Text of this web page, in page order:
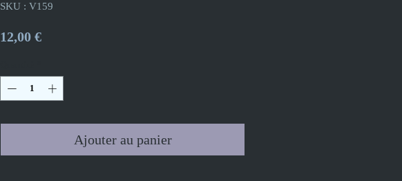
SKU : V159
12,00 €Prix
Ajouter au panier